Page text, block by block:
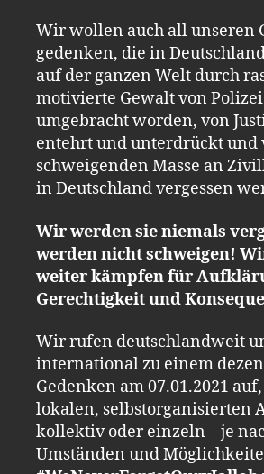
Wir wollen auch all unseren
gedenken, die in
auf der ganzen Welt durch
motivierte Gewalt von
umgebracht worden, von
entehrt und unterdrückt und
schweigenden Masse an
in Deutschland vergessen
Wir werden sie niemals
werden nicht schweigen!
weiter kämpfen für
Gerechtigkeit und
Wir rufen deutschlandweit
international zu einem
Gedenken am 07.01.2021
lokalen, selbstorganisierten
kollektiv oder einzeln – je
Umständen und